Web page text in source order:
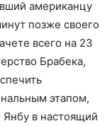
американцу
позже своего
всего на 23
Брабека,
этапом,
в настоящий